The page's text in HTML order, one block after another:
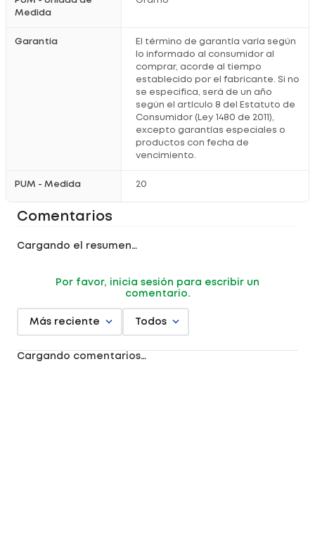
Medida
Garantía
El término de garantía varía según
lo informado al consumidor al
comprar, acorde al tiempo
establecido por el fabricante. Si no
se especifica, será de un año
según el artículo 8 del Estatuto de
Consumidor (Ley 1480 de 2011),
excepto garantías especiales o
productos con fecha de
vencimiento.
PUM - Medida 20
Comentarios
Cargando el resumen…
Por favor, inicia sesión para escribir un
comentario.
Más reciente Todos
Cargando comentarios…